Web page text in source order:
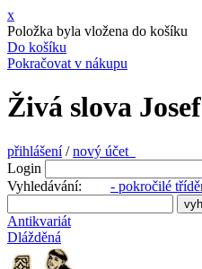
x
Položka byla vložena do košíku
Do košíku
Pokračovat v nákupu
Živá slova
přihlášení/nový účet
Login
Vyhledávání: - pokročilé
Antikvariát
Dlážděná